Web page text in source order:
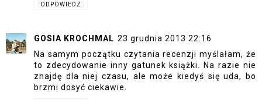
ODPOWIEDZ
GOSIA KROCHMAL 23 grudnia 2013 22:16
Na samym początku czytania recenzji myślałam, że
to zdecydowanie inny gatunek książki. Na razie nie
znajdę dla niej czasu, ale może kiedyś się uda, bo
brzmi dosyć ciekawie.